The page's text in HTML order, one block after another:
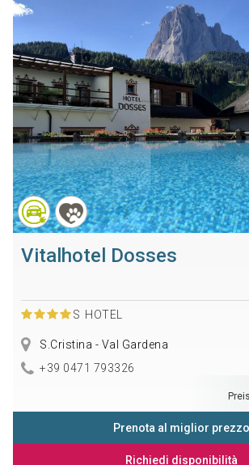
Vitalhotel Dosses
S HOTEL
S.Cristina - Val Gardena
+39 0471 793326
Prenota al miglior prezzo
Richiedi disponibilità